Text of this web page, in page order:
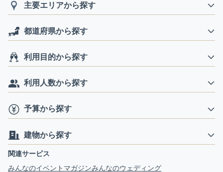
主要エリアから探す
都道府県から探す
利用目的から探す
利用人数から探す
予算から探す
建物から探す
関連サービス
みんなのイベントマガジンみんなのウェディング